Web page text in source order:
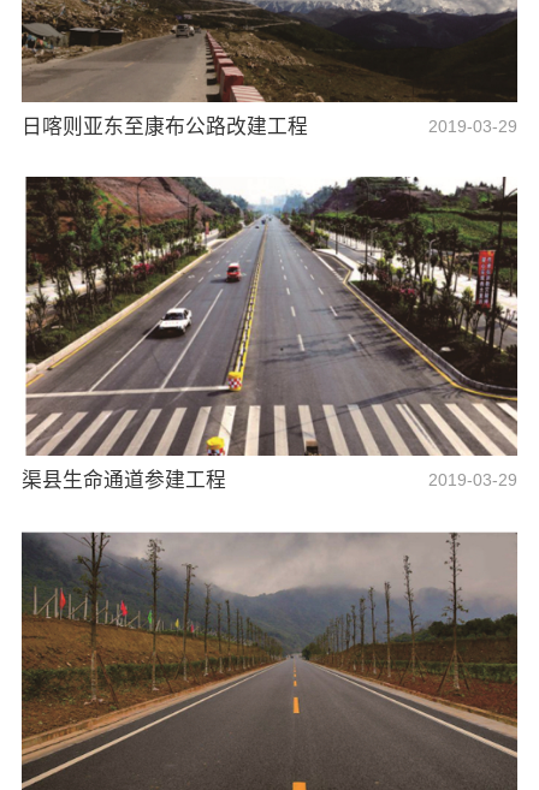
日喀则亚东至康布公路改建工程 2019-03-29
渠县生命通道参建工程 2019-03-29